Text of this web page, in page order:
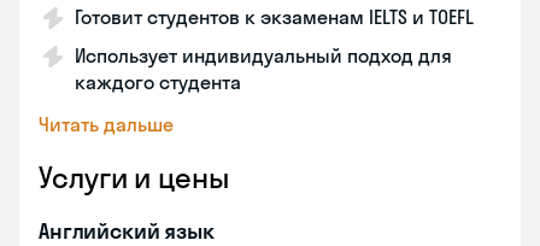
Готовит студентов к экзаменам IELTS и TOEFL
Использует индивидуальный подход для
каждого студента
Читать дальше
Услуги и цены
Английский язык